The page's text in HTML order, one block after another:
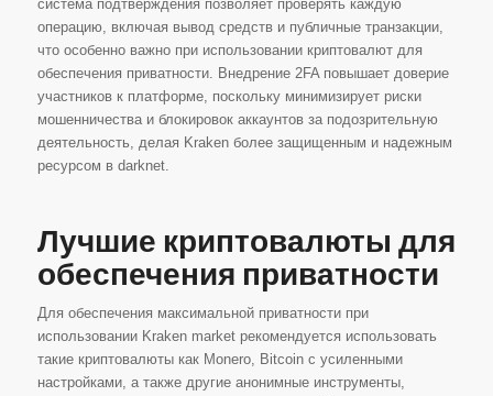
система подтверждения позволяет проверять каждую
операцию, включая вывод средств и публичные транзакции,
что особенно важно при использовании криптовалют для
обеспечения приватности. Внедрение 2FA повышает доверие
участников к платформе, поскольку минимизирует риски
мошенничества и блокировок аккаунтов за подозрительную
деятельность, делая Kraken более защищенным и надежным
ресурсом в darknet.
Лучшие криптовалюты для
обеспечения приватности
Для обеспечения максимальной приватности при
использовании Kraken market рекомендуется использовать
такие криптовалюты как Monero, Bitcoin с усиленными
настройками, а также другие анонимные инструменты,